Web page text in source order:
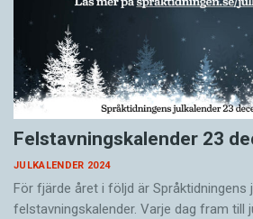
Felstavningskalender 23
JULKALENDER 2024
För fjärde året i följd är Språktidningens
felstavningskalender. Varje dag fram till